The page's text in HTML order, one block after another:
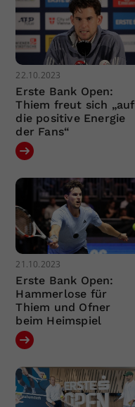
22.10.2023
Erste Bank Open:
Thiem freut sich „auf
die positive Energie
der Fans“
21.10.2023
Erste Bank Open:
Hammerlose für
Thiem und Ofner
beim Heimspiel